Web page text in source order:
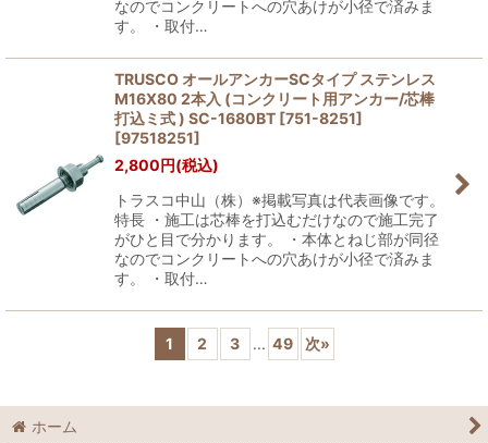
なのでコンクリートへの穴あけが小径で済みま
す。 ・取付…
TRUSCO オールアンカーSCタイプ ステンレス
M16X80 2本入 (コンクリート用アンカー/芯棒
打込ミ式 ) SC-1680BT [751-8251]
[97518251]
2,800円(税込)
トラスコ中山（株）※掲載写真は代表画像です。
特長 ・施工は芯棒を打込むだけなので施工完了
がひと目で分かります。 ・本体とねじ部が同径
なのでコンクリートへの穴あけが小径で済みま
す。 ・取付…
1 2 3 ... 49 次»
ホーム